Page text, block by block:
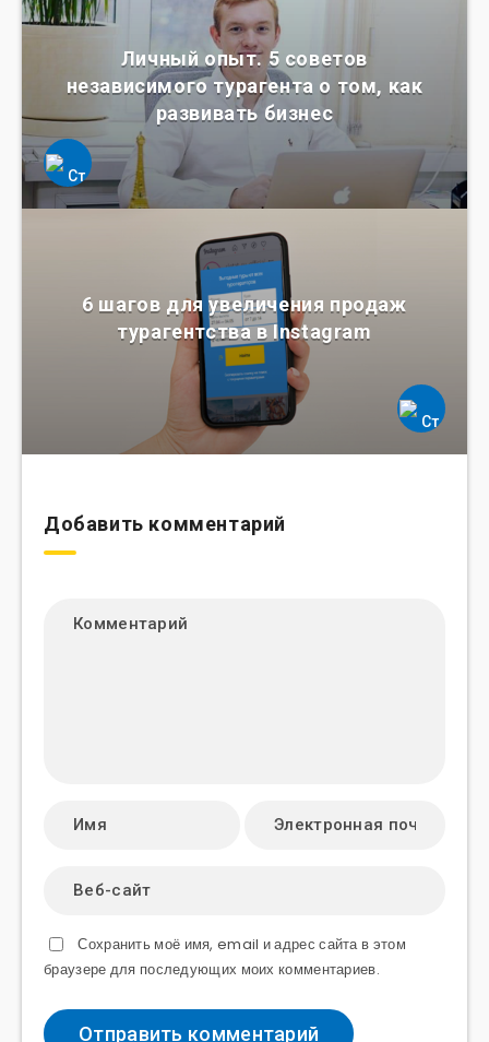
Личный опыт. 5 советов
независимого турагента о том, как
развивать бизнес
6 шагов для увеличения продаж
турагентства в Instagram
Добавить комментарий
Сохранить моё имя, email и адрес сайта в этом
браузере для последующих моих комментариев.